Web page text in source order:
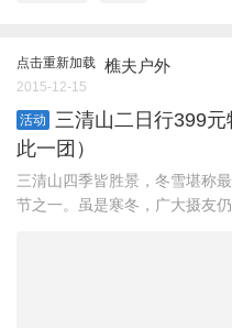
点击重新加载 樵夫户外
2015-12-15
活动
三清山二日行399
此一团）
三清山四季皆胜景，冬雪堪称
节之一。虽是寒冬，广大摄友仍